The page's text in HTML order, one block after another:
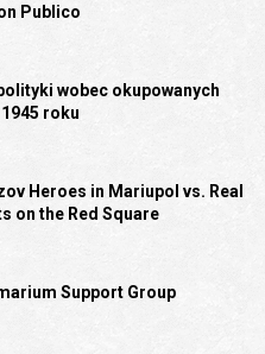
Publico
wobec okupowanych
roku
Heroes in Mariupol vs. Real
on the Red Square
Support Group